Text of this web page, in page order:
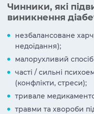
Чинники, які
виникнення
незбалансоване
недоїдання);
малорухливий
часті / сильні
(конфлікти, стреси);
тривале
травми та хвороби